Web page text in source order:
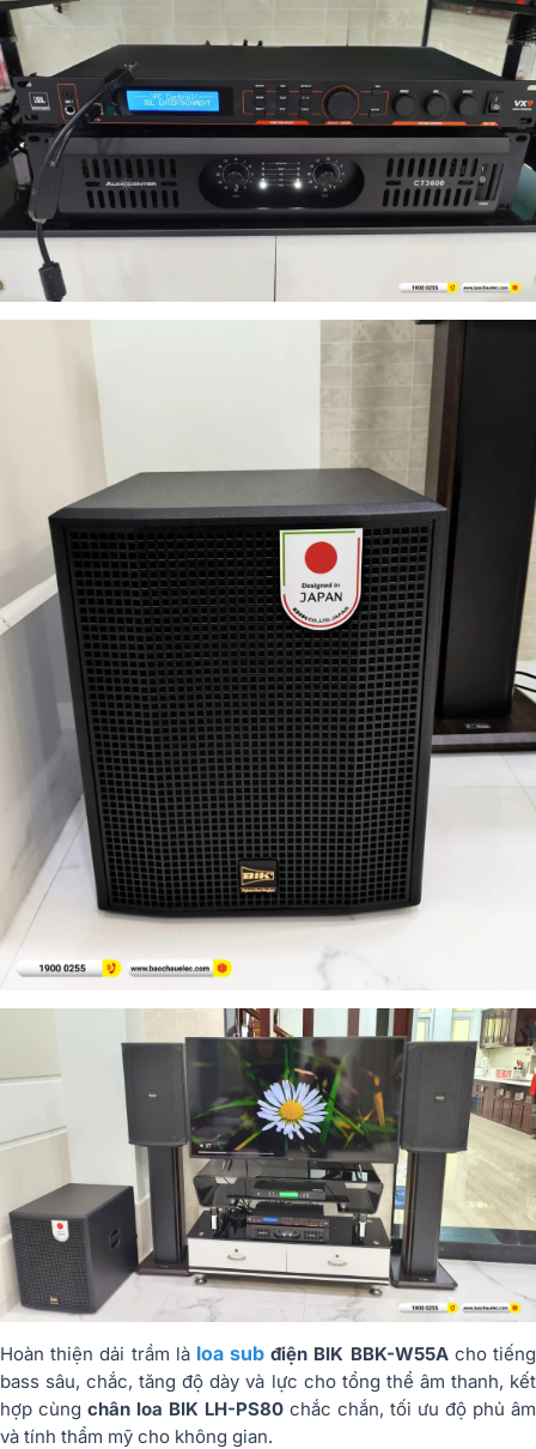
Hoàn thiện dải trầm là loa sub điện BIK BBK-W55Acho tiếng
bass sâu, chắc, tăng độ dày và lực cho tổng thể âm thanh, kết
hợp cùng chân loa BIK LH-PS80 chắc chắn, tối ưu độ phủ âm
và tính thẩm mỹ cho không gian.